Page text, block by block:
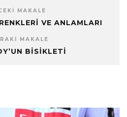
MAKALE
VE ANLAMLARI
MAKALE
BISIKLETI